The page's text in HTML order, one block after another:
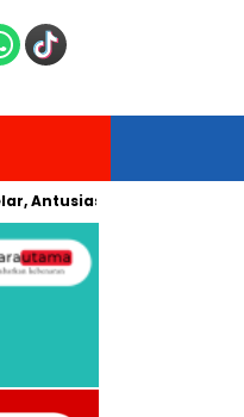
Pengunjung